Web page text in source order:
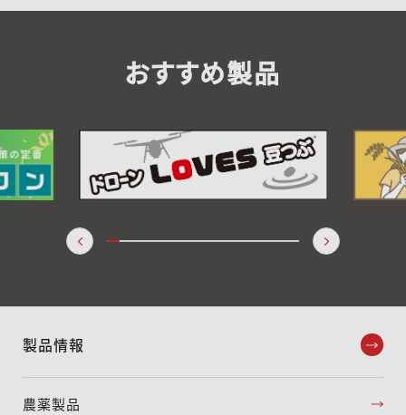
おすすめ製品
製品情報
農薬製品